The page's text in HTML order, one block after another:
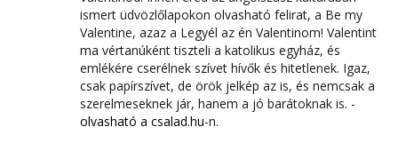
ismert üdvözlőlapokon olvasható felirat, a Be my
Valentine, azaz a Legyél az én Valentinom! Valentint
ma vértanúként tiszteli a katolikus egyház, és
emlékére cserélnek szívet hívők és hitetlenek. Igaz,
csak papírszívet, de örök jelkép az is, és nemcsak a
szerelmeseknek jár, hanem a jó barátoknak is. -
olvasható a csalad.hu-n.